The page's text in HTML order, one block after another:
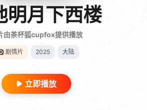
明月下西楼
由茶杯狐cupfox提供播放
剧情片 2025 大陆
立即播放